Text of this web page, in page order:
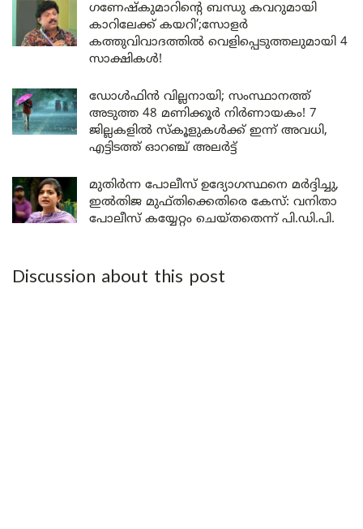
ഗണേഷ്കുമാറിന്റെ ബന്ധു കവറുമായി
കാറിലേക്ക് കയറി’;സോളർ
കത്തുവിവാദത്തിൽ വെളിപ്പെടുത്തലുമായി 4
സാക്ഷികൾ!
ഡോൾഫിൻ വില്ലനായി; സംസ്ഥാനത്ത്
അടുത്ത 48 മണിക്കൂർ നിർണായകം! 7
ജില്ലകളിൽ സ്കൂളുകൾക്ക് ഇന്ന് അവധി,
എട്ടിടത്ത് ഓറഞ്ച് അലർട്ട്
മുതിർന്ന പോലീസ് ഉദ്യോഗസ്ഥനെ മർദ്ദിച്ചു,
ഇൽതിജ മുഫ്തിക്കെതിരെ കേസ്: വനിതാ
പോലീസ് കയ്യേറ്റം ചെയ്തതെന്ന് പി.ഡി.പി.
Discussion about this post